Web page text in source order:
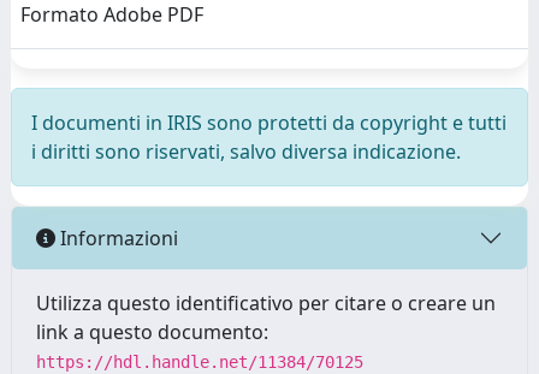
Formato Adobe PDF
I documenti in IRIS sono protetti da copyright e tutti
i diritti sono riservati, salvo diversa indicazione.
Informazioni
Utilizza questo identificativo per citare o creare un
link a questo documento:
https://hdl.handle.net/11384/70125